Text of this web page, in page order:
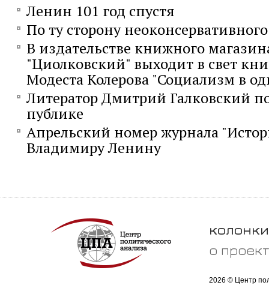
Ленин 101 год спустя
По ту сторону
В издательстве книжного
"Циолковский" выходит в свет
Модеста Колерова "Социализм в
Литератор Дмитрий Галковский
публике
Апрельский номер журнала
Владимиру Ленину
колонки
о
2026 © Центр